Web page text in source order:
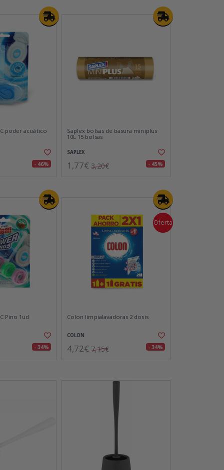
poder acuático
- 46%
Saplex bolsas de basura miniplus
10L 15 bolsas
SAPLEX
1,77€ 3,20€ - 45%
Pino 1ud
- 34%
Oferta
Colon limpialavadoras 2 dosis
COLON
4,72€ 7,15€ - 34%